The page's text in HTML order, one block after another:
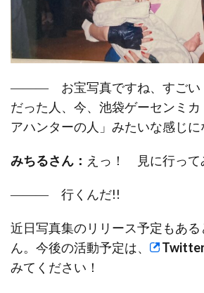
――― お宝写真ですね、すごい
だった人、今、池袋ゲーセンミ
アハンターの人」みたいな感じに
みちるさん： えっ！ 見に行って
――― 行くんだ!!
近日写真集のリリース予定もある
ん。今後の活動予定は、
みてください！